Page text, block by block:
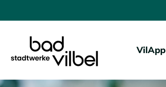
VilApp